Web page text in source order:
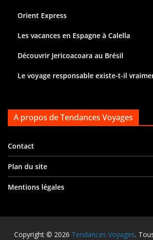
Orient Express
Les vacances en Espagne à Calella
Découvrir Jericoacoara au Brésil
Le voyage responsable existe-t-il
A propos de Tendances Voyages
Contact
Plan du site
Mentions légales
Copyright © 2026 Tendances Voyages.